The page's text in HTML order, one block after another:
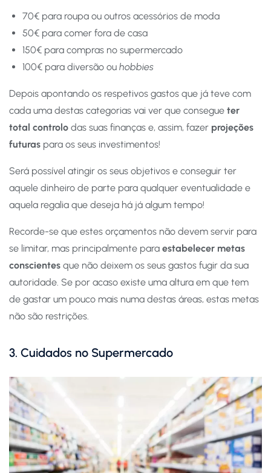
70€ para roupa ou outros acessórios de moda
50€ para comer fora de casa
150€ para compras no supermercado
100€ para diversão ou hobbies
Depois apontando os respetivos gastos que já teve com
cada uma destas categorias vai ver que consegue ter
total controlo das suas finanças e, assim, fazer projeções
futuras para os seus investimentos!
Será possível atingir os seus objetivos e conseguir ter
aquele dinheiro de parte para qualquer eventualidade e
aquela regalia que deseja há já algum tempo!
Recorde-se que estes orçamentos não devem servir para
se limitar, mas principalmente para estabelecer metas
conscientes que não deixem os seus gastos fugir da sua
autoridade. Se por acaso existe uma altura em que tem
de gastar um pouco mais numa destas áreas, estas metas
não são restrições.
3. Cuidados no Supermercado